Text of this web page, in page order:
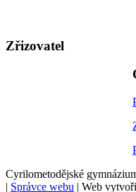
Zřizovatel
Cyrilometodějské
| Správce webu | Web